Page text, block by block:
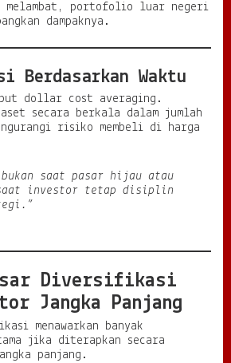
melambat, portofolio luar negeri
dampaknya.
Berdasarkan Waktu
dollar cost averaging.
secara berkala dalam jumlah
risiko membeli di harga
saat pasar hijau atau
investor tetap disiplin
Diversifikasi
Jangka Panjang
menawarkan banyak
jika diterapkan secara
panjang.